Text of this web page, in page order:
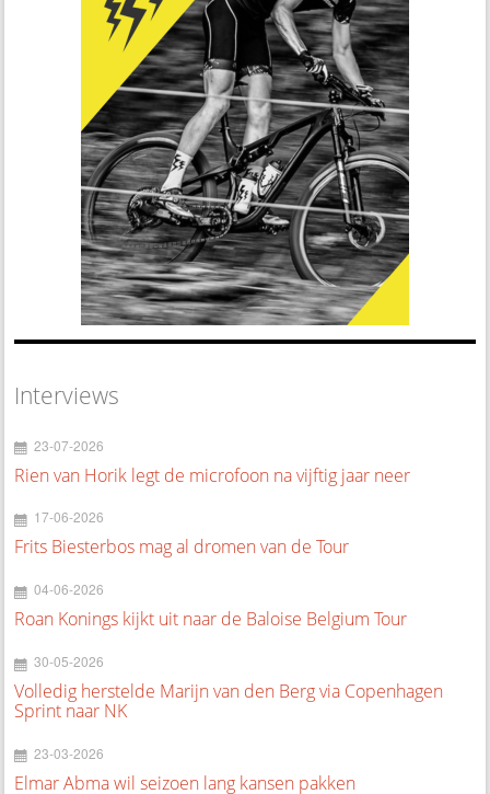
Interviews
23-07-2026
Rien van Horik legt de microfoon na vijftig jaar neer
17-06-2026
Frits Biesterbos mag al dromen van de Tour
04-06-2026
Roan Konings kijkt uit naar de Baloise Belgium Tour
30-05-2026
Volledig herstelde Marijn van den Berg via Copenhagen
Sprint naar NK
23-03-2026
Elmar Abma wil seizoen lang kansen pakken